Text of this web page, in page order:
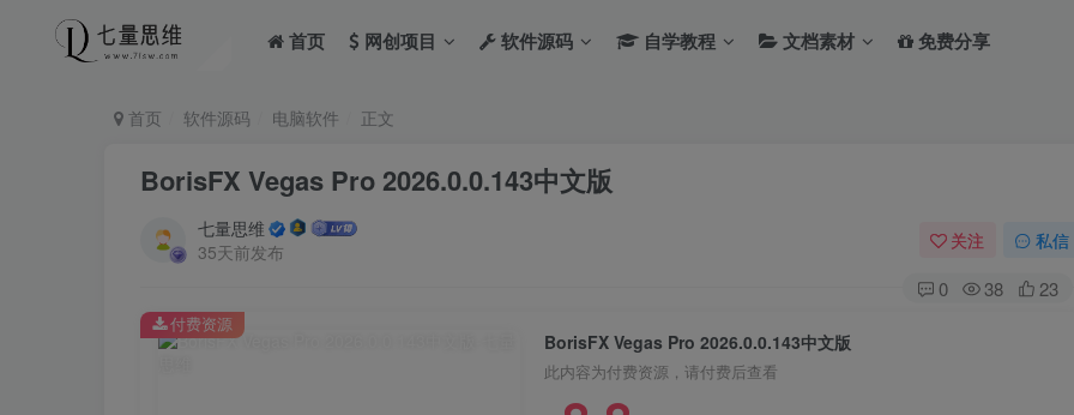
首页 网创项目 软件源码 自学教程 文档素材 免费分享
首页 软件源码 电脑软件 正文
BorisFX Vegas Pro 2026.0.0.143中文版
七量思维
35天前发布
关注 私信
0 38 23
BorisFX Vegas Pro 2026.0.0.143中文版
此内容为付费资源，请付费后查看
付费资源